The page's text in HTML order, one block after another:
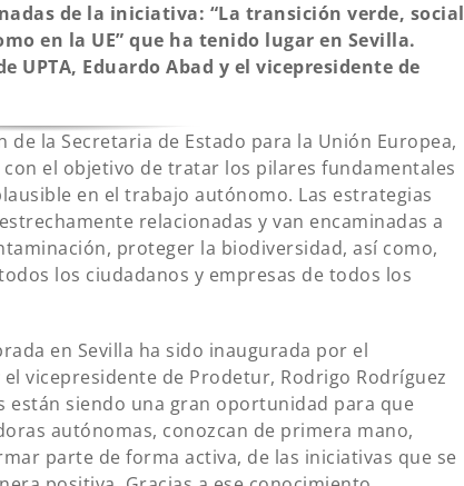
de la iniciativa: “La transición verde, social
en la UE” que ha tenido lugar en Sevilla.
UPTA, Eduardo Abad y el vicepresidente de
de la Secretaria de Estado para la Unión Europea,
el objetivo de tratar los pilares fundamentales
en el trabajo autónomo. Las estrategias
relacionadas y van encaminadas a
proteger la biodiversidad, así como,
los ciudadanos y empresas de todos los
en Sevilla ha sido inaugurada por el
vicepresidente de Prodetur, Rodrigo Rodríguez
están siendo una gran oportunidad para que
autónomas, conozcan de primera mano,
parte de forma activa, de las iniciativas que se